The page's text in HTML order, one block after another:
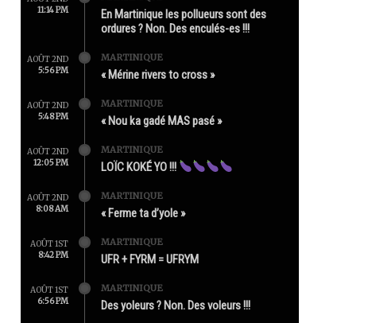
11:14 PM
En Martinique les pollueurs sont des
ordures ? Non. Des enculés-es !!!
AOÛT 2ND
5:56 PM
MARTINIQUE
« Mérine rivers to cross »
AOÛT 2ND
5:48 PM
MARTINIQUE
« Nou ka gadé MAS pasé »
AOÛT 2ND
12:05 PM
MARTINIQUE
LOÏC KOKÉ YO !!!
AOÛT 2ND
8:08 AM
MARTINIQUE
« Ferme ta d’yole »
AOÛT 1ST
8:42 PM
MARTINIQUE
UFR + FYRM = UFRYM
AOÛT 1ST
6:56 PM
MARTINIQUE
Des yoleurs ? Non. Des voleurs !!!